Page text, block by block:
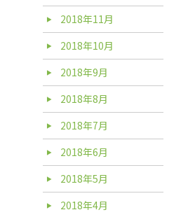
2018年11月
2018年10月
2018年9月
2018年8月
2018年7月
2018年6月
2018年5月
2018年4月